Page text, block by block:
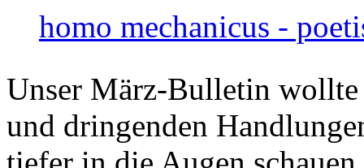
homo mechanicus -
Unser März-Bulletin
und dringenden